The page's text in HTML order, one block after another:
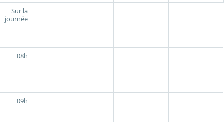
Sur la
journée
08h
09h